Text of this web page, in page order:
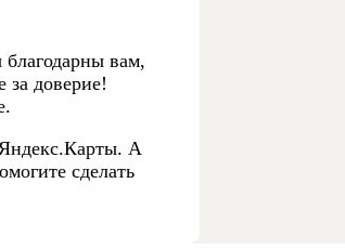
вам,
доверие!
А
сделать